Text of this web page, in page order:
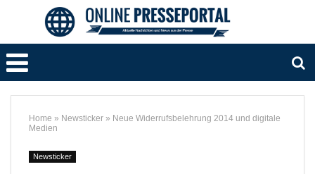
Home » Newsticker » Neue Widerrufsbelehrung 2014 und digitale
Medien
Newsticker